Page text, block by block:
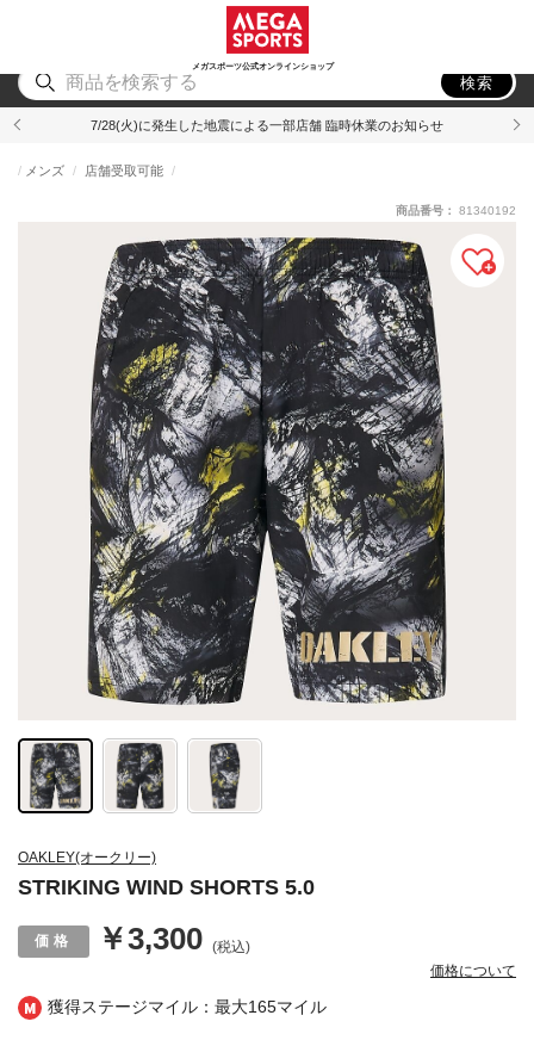
メガスポーツ公式オンラインショップ
アウトドア
検索
7/28(火)に発生した地震による一部店舗 臨時休業のお知らせ
獲得ステージマイル：最大165マイル
OAKLEY(オークリー)
STRIKING WIND SHORTS 5.0
メンズ 店舗受取可能
￥3,300 (税込)
価格について
商品番号： 81340192